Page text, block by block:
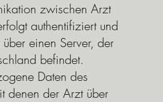
zwischen Arzt
authentifiziert und
über einen Server, der
befindet.
Daten des
denen der Arzt über